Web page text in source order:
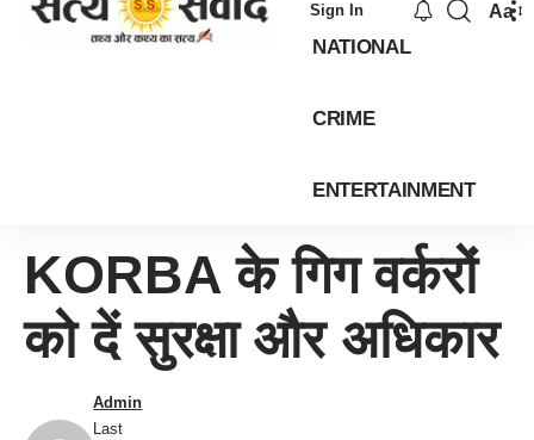
NATIONAL
CRIME
ENTERTAINMENT
Sign In Aa
KORBA के गिग वर्करों
को दें सुरक्षा और अधिकार
Last
Admin